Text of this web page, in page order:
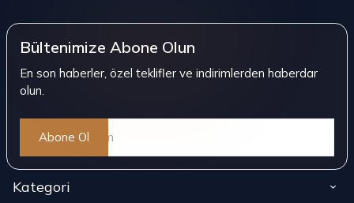
Bültenimize Abone Olun
En son haberler, özel teklifler ve indirimlerden haberdar
olun.
Abone Ol
Kategori